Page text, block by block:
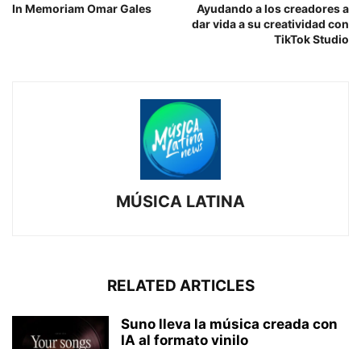
In Memoriam Omar Gales
Ayudando a los creadores a
dar vida a su creatividad con
TikTok Studio
MÚSICA LATINA
RELATED ARTICLES
Suno lleva la música creada con
IA al formato vinilo